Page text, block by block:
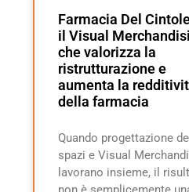
Farmacia Del
il Visual
che valorizza la
ristrutturazione e
aumenta la
della farmacia
Quando progettazione
spazi e Visual
lavorano insieme, il